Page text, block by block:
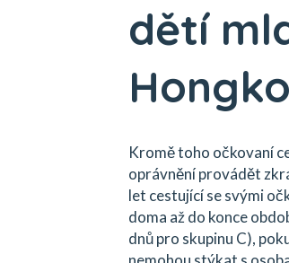
dětí
Kromě toho očkovaní
oprávnění provádět
let cestující se svými
doma až do konce
dnů pro skupinu C),